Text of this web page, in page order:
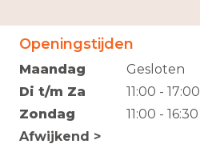
Openingstijden
Maandag
Di t/m Za
Zondag
Afwijkend >
Gesloten
11:00 - 17:00
11:00 - 16:30